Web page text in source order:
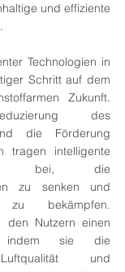
und effiziente
Technologien in
Schritt auf dem
Zukunft.
des
die Förderung
tragen intelligente
bei, die
zu senken und
zu bekämpfen.
den Nutzern einen
indem sie die
und